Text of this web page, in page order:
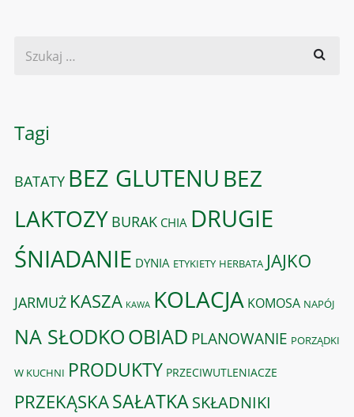
Tagi
BATATY BEZ GLUTENU BEZ
LAKTOZY BURAK CHIA DRUGIE
ŚNIADANIE DYNIA ETYKIETY HERBATA JAJKO
JARMUŻ KASZA KAWA KOLACJA KOMOSA NAPÓJ
NA SŁODKOOBIAD PLANOWANIE PORZĄDKI
W KUCHNI PRODUKTY PRZECIWUTLENIACZE
PRZEKĄSKASAŁATKASKŁADNIKI